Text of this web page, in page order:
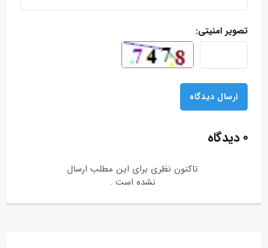
تصویر امنیتی:
۰ دیدگاه
تاکنون نظری برای این مطلب ارسال
نشده است .